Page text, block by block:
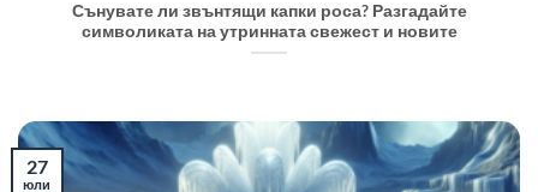
Сънувате ли звънтящи капки роса? Разгадайте
символиката на утринната свежест и новите
27
юли